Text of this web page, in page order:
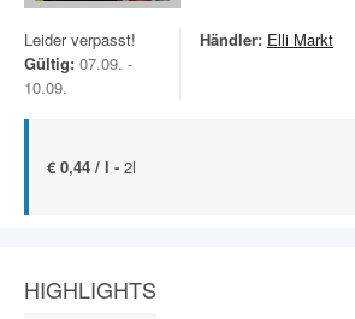
Leider verpasst!
Gültig: 07.09. -
10.09.
Händler: Elli Markt
€ 0,44 / l - 2l
HIGHLIGHTS